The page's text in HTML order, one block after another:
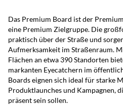
Das Premium Board ist der
eine Premium Zielgruppe. Die
praktisch über der Straße und
Aufmerksamkeit im Straßenraum.
Flächen an etwa 390 Standorten
markanten Eyecatchern im
Boards eignen sich ideal für starke
Produktlaunches und Kampagnen,
präsent sein sollen.